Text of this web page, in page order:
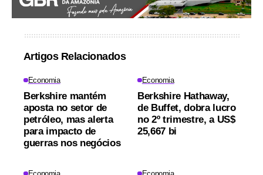
Artigos Relacionados
Economia
Berkshire mantém
aposta no setor de
petróleo, mas alerta
para impacto de
guerras nos negócios
Economia
Berkshire Hathaway,
de Buffet, dobra lucro
no 2º trimestre, a US$
25,667 bi
Economia Economia